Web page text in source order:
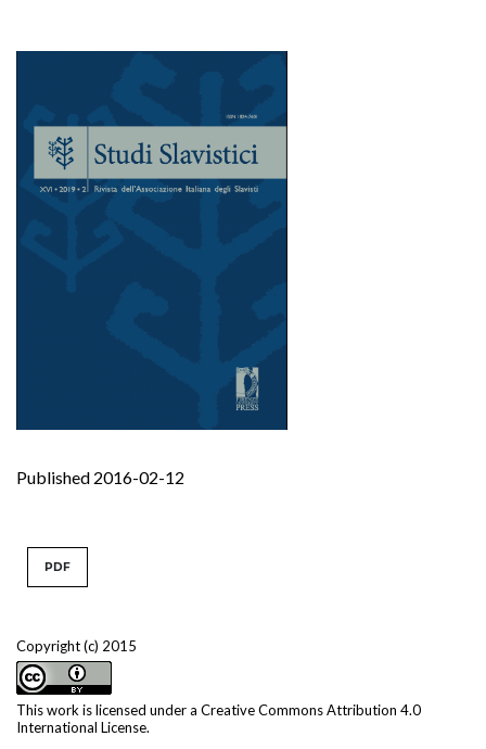
Published 2016-02-12
Copyright (c) 2015
This work is licensed under a Creative Commons Attribution 4.0
International License.
PDF